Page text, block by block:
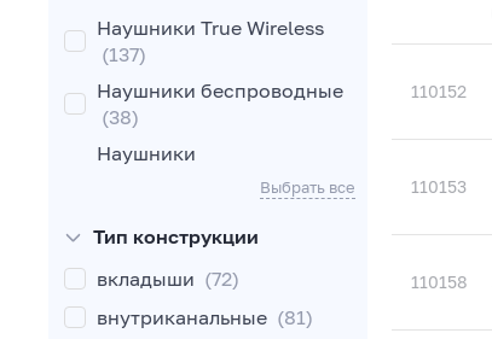
Raskat
Razer (20)
Realme
Redmi (40)
Sennheiser (1)
Sony (5)
SteelSeries (19)
Наушники True Wireless
(137)
Наушники беспроводные
(38)
Наушники
Наушники проводные
Выбрать все
Тип конструкции
вкладыши (72)
внутриканальные (81)
110152
110153
110158